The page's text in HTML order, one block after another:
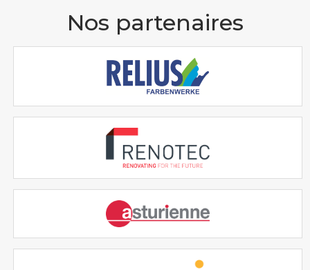
Nos partenaires